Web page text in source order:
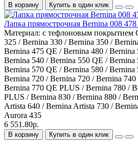
В корзину Купить в один клик
Лапка прямострочная Bernina 008
Материал: с тефлоновым покрытием
325 / Bernina 330 / Bernina 350 /
Bernina 475 QE / Bernina 480 / Bernina
Bernina 540 / Bernina 550 QE /
Bernina 570 QE / Bernina 580 / Bernina
Bernina 720 / Bernina 720 / Bernina
Bernina 770 QE PLUS / Bernina 780 /
PLUS / Bernina 830 / Bernina 880 /
Artista 640 / Bernina Artista 730 /
Aurora 435
6 551.80р.
В корзину Купить в один клик